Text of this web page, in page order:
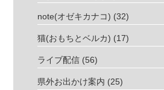
note(オゼキカナコ) (32)
猫(おもちとベルカ) (17)
ライブ配信 (56)
県外お出かけ案内 (25)